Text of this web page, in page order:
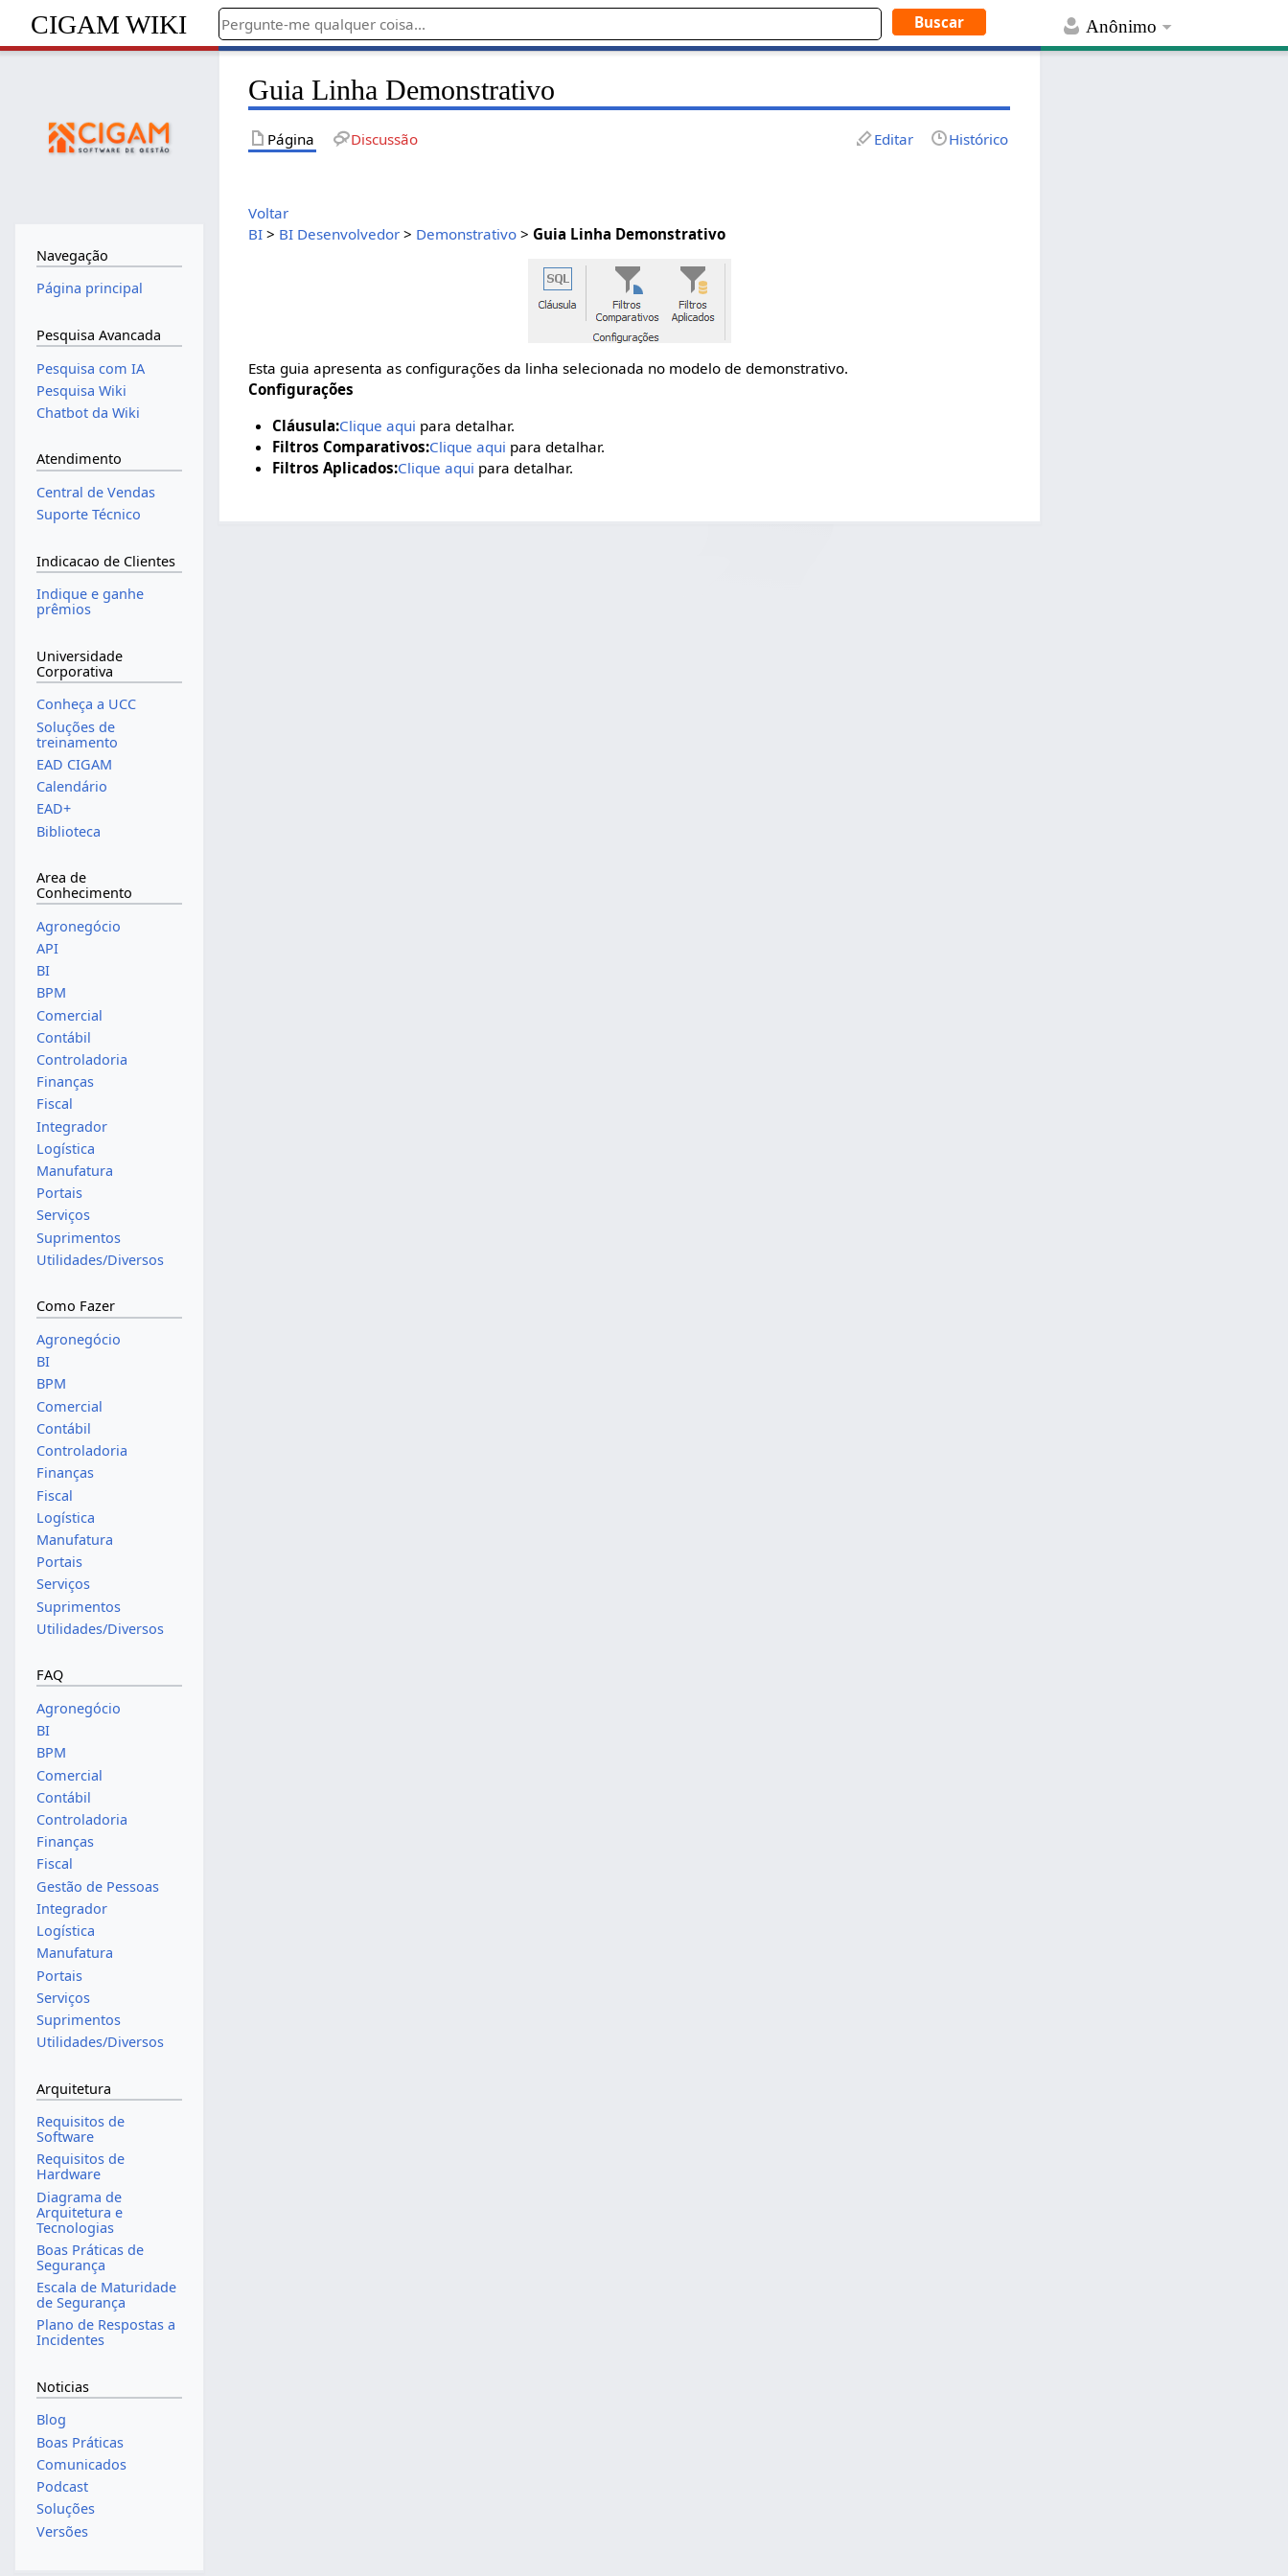
Anônimo
CIGAM WIKI
Guia Linha Demonstrativo
Página Discussão Editar Histórico
Voltar
BI > BI Desenvolvedor > Demonstrativo >Guia Linha Demonstrativo
Esta guia apresenta as configurações da linha selecionada no modelo de demonstrativo.
Configurações
Cláusula:Clique aqui para detalhar.
Filtros Comparativos:Clique aqui para detalhar.
Filtros Aplicados:Clique aqui para detalhar.
Navegação
Página principal
Pesquisa Avancada
Pesquisa com IA
Pesquisa Wiki
Chatbot da Wiki
Atendimento
Central de Vendas
Suporte Técnico
Indicacao de Clientes
Indique e ganhe
prêmios
Universidade
Corporativa
Conheça a UCC
Soluções de
treinamento
EAD CIGAM
Calendário
EAD+
Biblioteca
Area de
Conhecimento
Agronegócio
API
BI
BPM
Comercial
Contábil
Controladoria
Finanças
Fiscal
Integrador
Logística
Manufatura
Portais
Serviços
Suprimentos
Utilidades/Diversos
Como Fazer
Agronegócio
BI
BPM
Comercial
Contábil
Controladoria
Finanças
Fiscal
Logística
Manufatura
Portais
Serviços
Suprimentos
Utilidades/Diversos
FAQ
Agronegócio
BI
BPM
Comercial
Contábil
Controladoria
Finanças
Fiscal
Gestão de Pessoas
Integrador
Logística
Manufatura
Portais
Serviços
Suprimentos
Utilidades/Diversos
Arquitetura
Requisitos de
Software
Requisitos de
Hardware
Diagrama de
Arquitetura e
Tecnologias
Boas Práticas de
Segurança
Escala de Maturidade
de Segurança
Plano de Respostas a
Incidentes
Noticias
Blog
Boas Práticas
Comunicados
Podcast
Soluções
Versões